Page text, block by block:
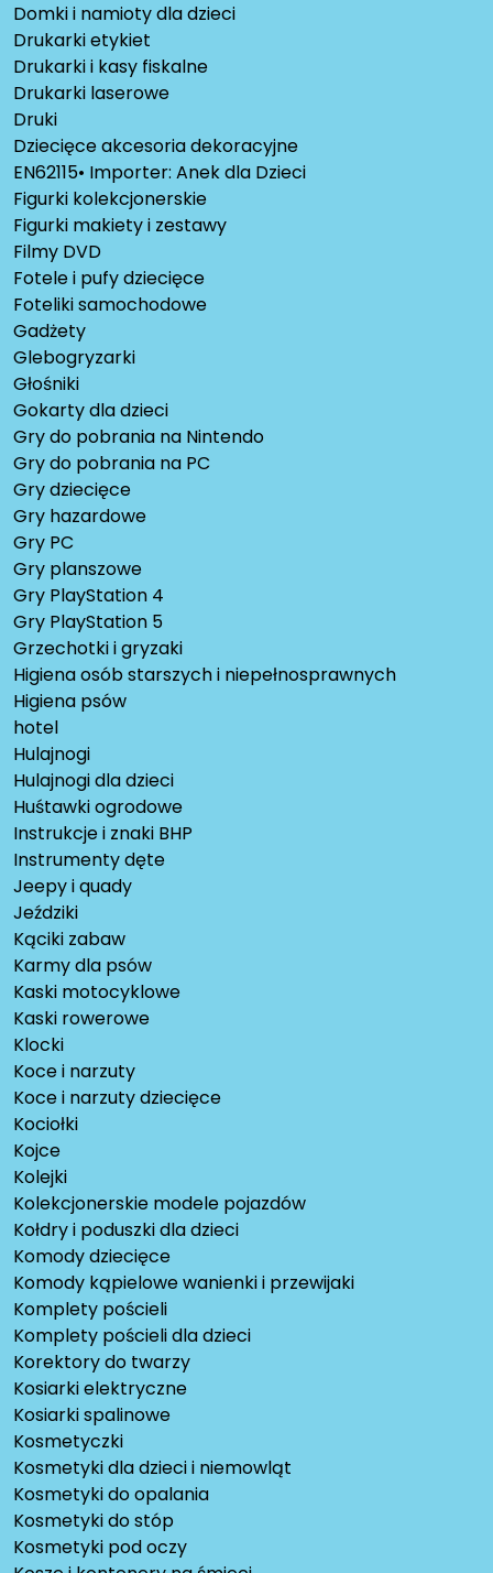
Domki i namioty dla dzieci
Drukarki etykiet
Drukarki i kasy fiskalne
Drukarki laserowe
Druki
Dziecięce akcesoria dekoracyjne
EN62115• Importer: Anek dla Dzieci
Figurki kolekcjonerskie
Figurki makiety i zestawy
Filmy DVD
Fotele i pufy dziecięce
Foteliki samochodowe
Gadżety
Glebogryzarki
Głośniki
Gokarty dla dzieci
Gry do pobrania na Nintendo
Gry do pobrania na PC
Gry dziecięce
Gry hazardowe
Gry PC
Gry planszowe
Gry PlayStation 4
Gry PlayStation 5
Grzechotki i gryzaki
Higiena osób starszych i niepełnosprawnych
Higiena psów
hotel
Hulajnogi
Hulajnogi dla dzieci
Huśtawki ogrodowe
Instrukcje i znaki BHP
Instrumenty dęte
Jeepy i quady
Jeździki
Kąciki zabaw
Karmy dla psów
Kaski motocyklowe
Kaski rowerowe
Klocki
Koce i narzuty
Koce i narzuty dziecięce
Kociołki
Kojce
Kolejki
Kolekcjonerskie modele pojazdów
Kołdry i poduszki dla dzieci
Komody dziecięce
Komody kąpielowe wanienki i przewijaki
Komplety pościeli
Komplety pościeli dla dzieci
Korektory do twarzy
Kosiarki elektryczne
Kosiarki spalinowe
Kosmetyczki
Kosmetyki dla dzieci i niemowląt
Kosmetyki do opalania
Kosmetyki do stóp
Kosmetyki pod oczy